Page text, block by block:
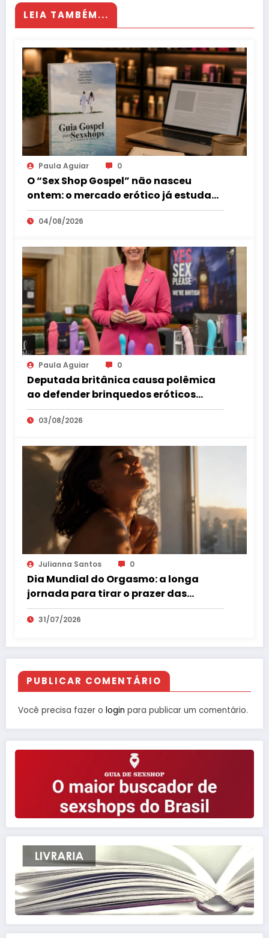
LEIA TAMBÉM...
Paula Aguiar 0
O “Sex Shop Gospel” não nasceu
ontem: o mercado erótico já estuda
esse consumidor há mais de uma
década
04/08/2026
Paula Aguiar 0
Deputada britânica causa polêmica
ao defender brinquedos eróticos
como parte da educação sexual
03/08/2026
Julianna Santos 0
Dia Mundial do Orgasmo: a longa
jornada para tirar o prazer das
sombras
31/07/2026
PUBLICAR COMENTÁRIO
Você precisa fazer o login para publicar um comentário.